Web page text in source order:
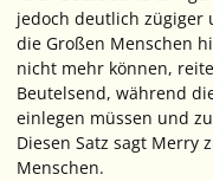
jedoch deutlich zügiger
die Großen Menschen
nicht mehr können,
Beutelsend, während
einlegen müssen und
Diesen Satz sagt Merry
Menschen.